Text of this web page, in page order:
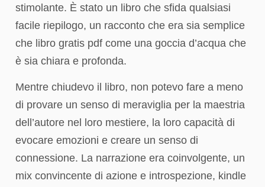
stimolante. È stato un libro che sfida qualsiasi
facile riepilogo, un racconto che era sia semplice
che libro gratis pdf come una goccia d’acqua che
è sia chiara e profonda.
Mentre chiudevo il libro, non potevo fare a meno
di provare un senso di meraviglia per la maestria
dell’autore nel loro mestiere, la loro capacità di
evocare emozioni e creare un senso di
connessione. La narrazione era coinvolgente, un
mix convincente di azione e introspezione, kindle